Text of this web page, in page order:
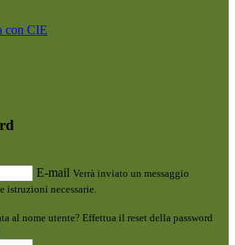
con CIE
E-mail Verrà inviato un messaggio
istruzioni necessarie.
al nome utente? Effettua il reset della password